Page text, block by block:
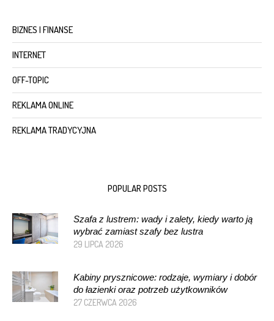
BIZNES I FINANSE
INTERNET
OFF-TOPIC
REKLAMA ONLINE
REKLAMA TRADYCYJNA
POPULAR POSTS
Szafa z lustrem: wady i zalety, kiedy warto ją
wybrać zamiast szafy bez lustra
29 LIPCA 2026
Kabiny prysznicowe: rodzaje, wymiary i dobór
do łazienki oraz potrzeb użytkowników
27 CZERWCA 2026